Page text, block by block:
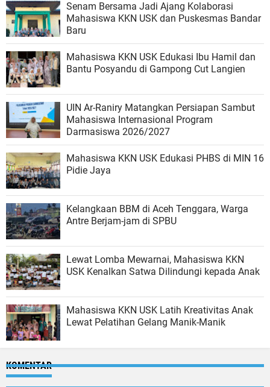
Senam Bersama Jadi Ajang Kolaborasi
Mahasiswa KKN USK dan Puskesmas Bandar
Baru
Mahasiswa KKN USK Edukasi Ibu Hamil dan
Bantu Posyandu di Gampong Cut Langien
UIN Ar-Raniry Matangkan Persiapan Sambut
Mahasiswa Internasional Program
Darmasiswa 2026/2027
Mahasiswa KKN USK Edukasi PHBS di MIN 16
Pidie Jaya
Kelangkaan BBM di Aceh Tenggara, Warga
Antre Berjam-jam di SPBU
Lewat Lomba Mewarnai, Mahasiswa KKN
USK Kenalkan Satwa Dilindungi kepada Anak
Mahasiswa KKN USK Latih Kreativitas Anak
Lewat Pelatihan Gelang Manik-Manik
KOMENTAR